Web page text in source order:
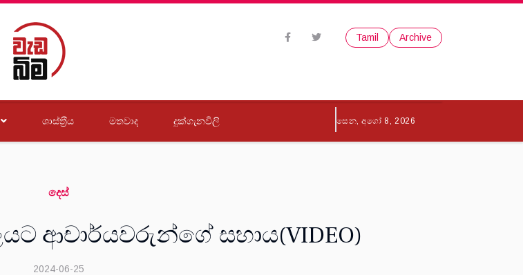
Tamil Archive
ශාස්ත‍්‍රීය මතවාද දුක්ගැනවිලි සෙන, අගෝ 8, 2026
දෙස්
ආචාර්යවරුන්ගේ සහාය(VIDEO)
2024-06-25